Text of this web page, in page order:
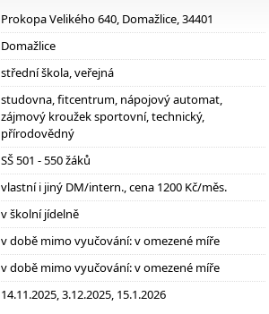
Prokopa Velikého 640, Domažlice, 34401
Domažlice
střední škola, veřejná
studovna, fitcentrum, nápojový automat,
zájmový kroužek sportovní, technický,
přírodovědný
SŠ 501 - 550 žáků
vlastní i jiný DM/intern., cena 1200 Kč/měs.
v školní jídelně
v době mimo vyučování: v omezené míře
v době mimo vyučování: v omezené míře
14.11.2025, 3.12.2025, 15.1.2026